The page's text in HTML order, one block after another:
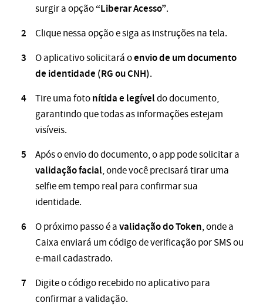
surgir a opção“Liberar Acesso”.
Clique nessa opção e siga as instruções na tela.
O aplicativo solicitará oenvio de um documento
de identidade (RG ou CNH).
Tire uma fotonítida e legíveldo documento,
garantindo que todas as informações estejam
visíveis.
Após o envio do documento, o app pode solicitar a
validação facial, onde você precisará tirar uma
selfie em tempo real para confirmar sua
identidade.
O próximo passo é avalidação do Token, onde a
Caixa enviará um código de verificação por SMS ou
e-mail cadastrado.
Digite o código recebido no aplicativo para
confirmar a validação.